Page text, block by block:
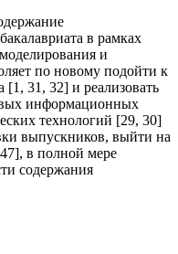
в рамках
и
по новому подойти к
31, 32] и реализовать
информационных
технологий [29, 30]
выпускников, выйти на
в полной мере
содержания